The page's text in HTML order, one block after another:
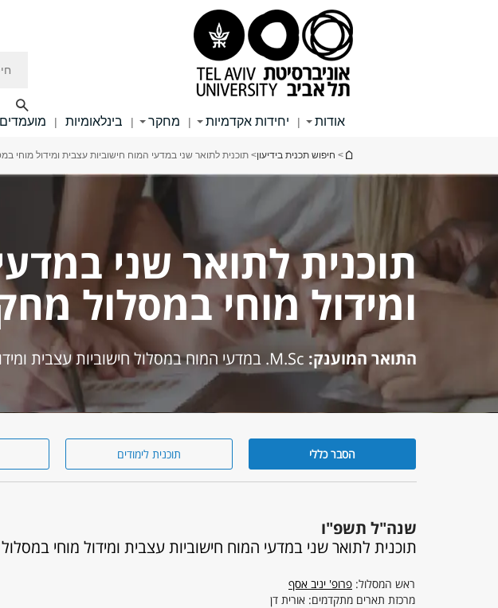
אודות | יחידות אקדמיות | מחקר | בינלאומיות |
הינך נמצא כאן
> חיפוש תכנית בידיעון> תוכנית לתואר שני במדעי המוח חישוביות עצבית ומידול מוחי
תוכנית לתואר שני
ומידול מוחי במסלול
התואר המוענק: M.Sc. במדעי המוח במסלול חישוביות עצבית ומידול מוחי
הסבר כללי תוכנית לימודים
שנה"ל תשפ"ו
תוכנית לתואר שני במדעי המוח חישוביות עצבית ומידול מוחי
ראש המסלול: פרופ' יניב אסף
מרכזת תארים מתקדמים: אורית דן